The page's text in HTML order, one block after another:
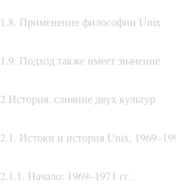
1.8. Применение философии Unix
1.9. Подход также имеет значение
2 История: слияние двух культур
2.1. Истоки и история Unix,
2.1.1. Начало: 1969–1971 гг.